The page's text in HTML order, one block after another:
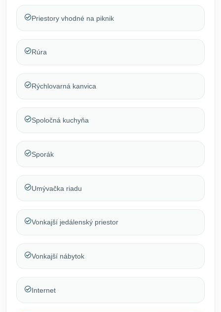
Priestory vhodné na piknik
Rúra
Rýchlovarná kanvica
Spoločná kuchyňa
Sporák
Umývačka riadu
Vonkajší jedálenský priestor
Vonkajší nábytok
Internet